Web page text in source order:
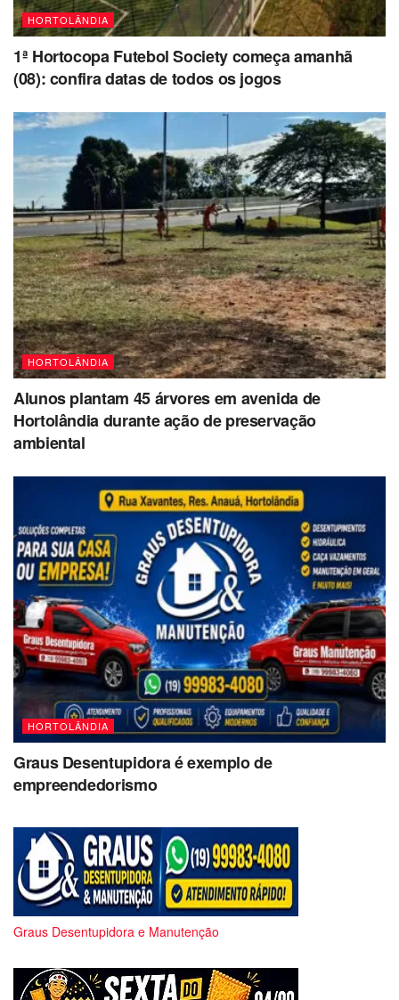
HORTOLÂNDIA
1ª Hortocopa Futebol Society começa amanhã
(08): confira datas de todos os jogos
HORTOLÂNDIA
Alunos plantam 45 árvores em avenida de
Hortolândia durante ação de preservação
ambiental
HORTOLÂNDIA
Graus Desentupidora é exemplo de
empreendedorismo
Graus Desentupidora e Manutenção